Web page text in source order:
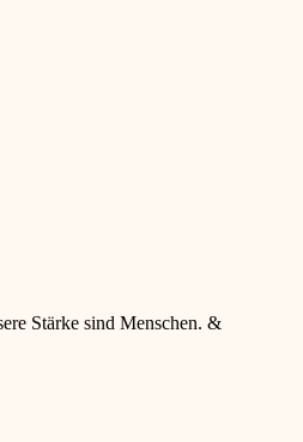
Stärke sind Menschen. &